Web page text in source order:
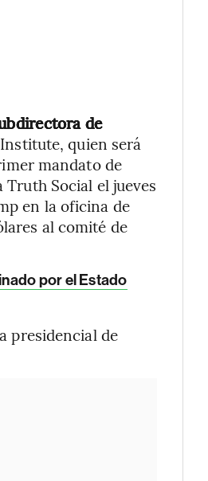
de
quien será
mandato de
Social el jueves
en la oficina de
al comité de
por el Estado
presidencial de